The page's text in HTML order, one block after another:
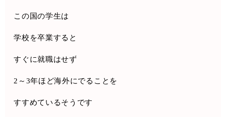
この国の学生は
学校を卒業すると
すぐに就職はせず
2 ～ 3年ほど海外にでることを
すすめているそうです